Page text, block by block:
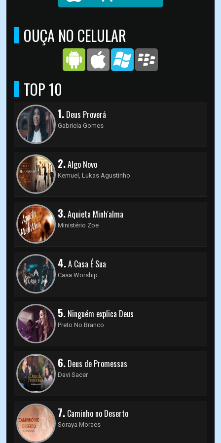
OUÇA NO CELULAR
TOP 10
1. Deus Proverá
Gabriela Gomes
2.Algo Novo
Kemuel, Lukas Agustinho
3.Aquieta Minh'alma
Ministério Zoe
4.A Casa É Sua
Casa Worship
5. Ninguém explica Deus
Preto No Branco
6. Deus de Promessas
Davi Sacer
7. Caminho no Deserto
Soraya Moraes